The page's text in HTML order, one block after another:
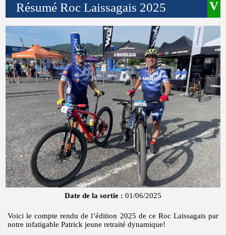
Résumé Roc Laissagais 2025
Date de la sortie : 01/06/2025
Voici le compte rendu de l’édition 2025 de ce Roc Laissagais par
notre infatigable Patrick jeune retraité dynamique!